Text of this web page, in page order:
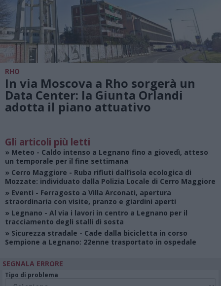
RHO
In via Moscova a Rho sorgerà un
Data Center: la Giunta Orlandi
adotta il piano attuativo
Gli articoli più letti
» Meteo - Caldo intenso a Legnano fino a giovedì, atteso
un temporale per il fine settimana
» Cerro Maggiore - Ruba rifiuti dall’isola ecologica di
Mozzate: individuato dalla Polizia Locale di Cerro Maggiore
» Eventi - Ferragosto a Villa Arconati, apertura
straordinaria con visite, pranzo e giardini aperti
» Legnano - Al via i lavori in centro a Legnano per il
tracciamento degli stalli di sosta
» Sicurezza stradale - Cade dalla bicicletta in corso
Sempione a Legnano: 22enne trasportato in ospedale
SEGNALA ERRORE
Tipo di problema